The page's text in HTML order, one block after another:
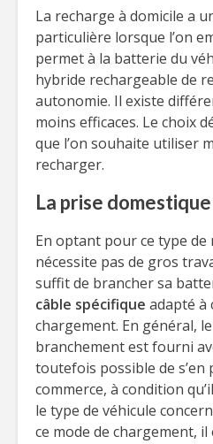
La recharge à domicile a
particulière lorsque l’on
permet à la batterie du
hybride rechargeable de
autonomie. Il existe
moins efficaces. Le choix
que l’on souhaite utiliser
recharger.
La prise
En optant pour ce type de
nécessite pas de gros
suffit de brancher sa
câble spécifique adapté à
chargement. En général,
branchement est fourni
toutefois possible de
commerce, à condition
le type de véhicule
ce mode de chargement,